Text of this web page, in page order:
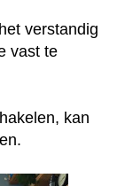
verstandig
vast te
kan